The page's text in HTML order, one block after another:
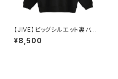
【JIVE】ビッグシルエット裏パイ
ルPOパーカー
¥8,500